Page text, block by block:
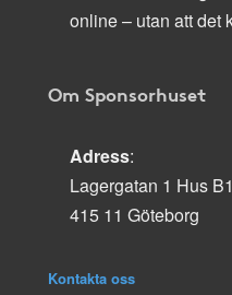
online – utan att det
Om Sponsorhuset
Adress:
Lagergatan 1 Hus
415 11 Göteborg
Kontakta oss